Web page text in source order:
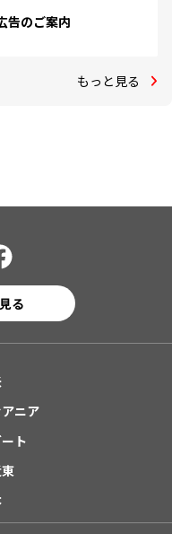
告のご案内
もっと見る
る
ニア
ト